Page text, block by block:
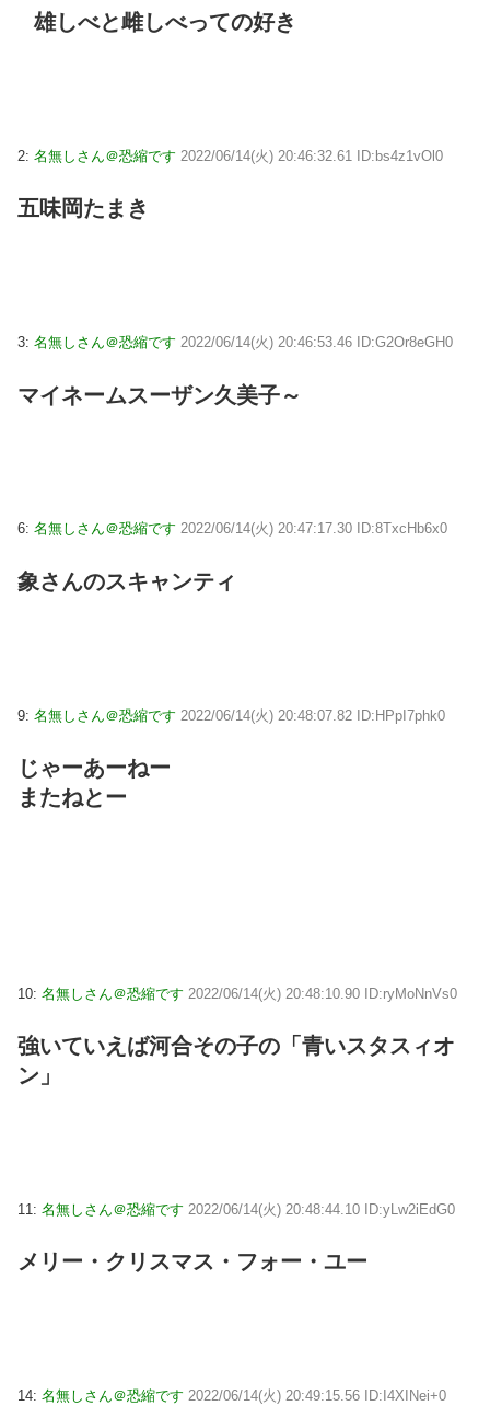
雄しべと雌しべっての好き
2: 名無しさん＠恐縮です 2022/06/14(火) 20:46:32.61 ID:bs4z1vOl0
五味岡たまき
3: 名無しさん＠恐縮です 2022/06/14(火) 20:46:53.46 ID:G2Or8eGH0
マイネームスーザン久美子～
6: 名無しさん＠恐縮です 2022/06/14(火) 20:47:17.30 ID:8TxcHb6x0
象さんのスキャンティ
9: 名無しさん＠恐縮です 2022/06/14(火) 20:48:07.82 ID:HPpI7phk0
じゃーあーねー
またねとー
10: 名無しさん＠恐縮です 2022/06/14(火) 20:48:10.90 ID:ryMoNnVs0
強いていえば河合その子の「青いスタスィオ
ン」
11: 名無しさん＠恐縮です 2022/06/14(火) 20:48:44.10 ID:yLw2iEdG0
メリー・クリスマス・フォー・ユー
14: 名無しさん＠恐縮です 2022/06/14(火) 20:49:15.56 ID:I4XINei+0